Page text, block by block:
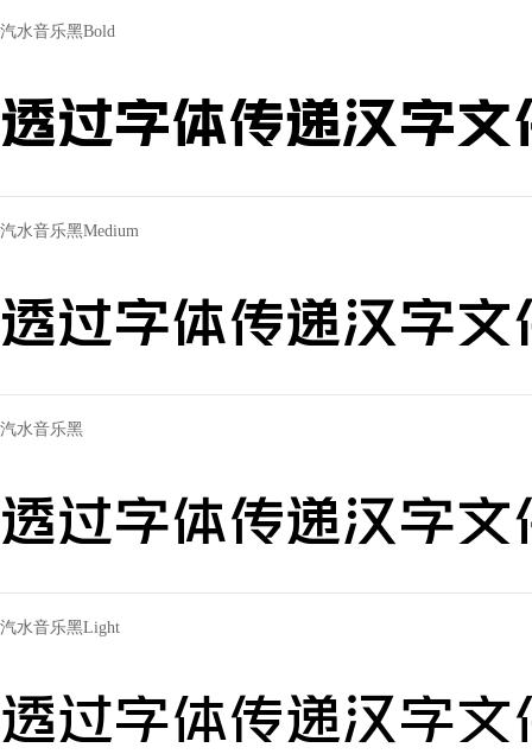
汽水音乐黑Bold
透过字体传递汉字文
汽水音乐黑Medium
透过字体传递汉字文
汽水音乐黑
透过字体传递汉字文
汽水音乐黑Light
透过字体传递汉字文